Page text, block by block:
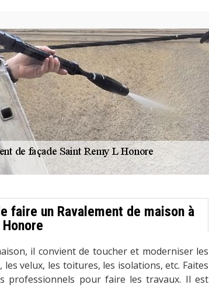
faire un Ravalement de maison à
il convient de toucher et moderniser les
velux, les toitures, les isolations, etc. Faites
professionnels pour faire les travaux. Il est